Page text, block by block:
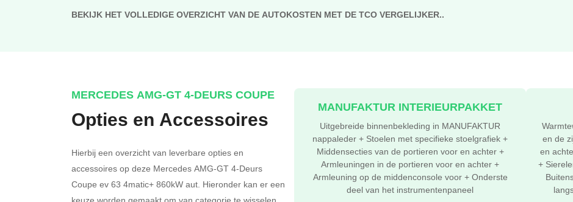
BEKIJK HET VOLLEDIGE OVERZICHT VAN DE AUTOKOSTEN MET DE TCO VERGELIJKER..
MERCEDES AMG-GT 4-DEURS COUPE
Opties en Accessoires
Hierbij een overzicht van leverbare opties en
accessoires op deze Mercedes AMG-GT 4-Deurs
Coupe ev 63 4matic+ 860kW aut. Hieronder kan er een
MANUFAKTUR INTERIEURPAKKET
Uitgebreide binnenbekleding in MANUFAKTUR
nappaleder + Stoelen met specifieke stoelgrafiek +
Middensecties van de portieren voor en achter +
Armleuningen in de portieren voor en achter +
Armleuning op de middenconsole voor + Onderste
deel van het instrumentenpaneel
en de
en
+